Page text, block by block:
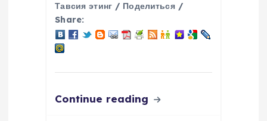
Тавсия этинг / Поделиться /
Share:
Continue reading